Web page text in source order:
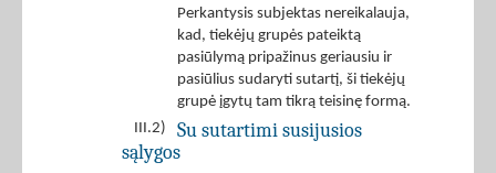
Perkantysis subjektas nereikalauja,
kad, tiekėjų grupės pateiktą
pasiūlymą pripažinus geriausiu ir
pasiūlius sudaryti sutartį, ši tiekėjų
grupė įgytų tam tikrą teisinę formą.
III.2)
Su sutartimi susijusios
sąlygos